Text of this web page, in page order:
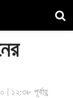
১২:৩৮ পূর্বাহ্ণ